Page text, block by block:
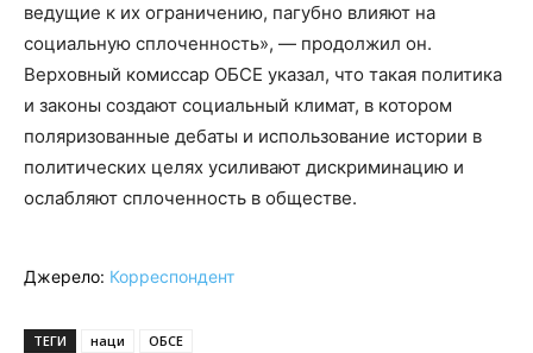
ведущие к их ограничению, пагубно влияют на
социальную сплоченность», — продолжил он.
Верховный комиссар ОБСЕ указал, что такая политика
и законы создают социальный климат, в котором
поляризованные дебаты и использование истории в
политических целях усиливают дискриминацию и
ослабляют сплоченность в обществе.
Джерело: Корреспондент
ТЕГИ наци ОБСЕ